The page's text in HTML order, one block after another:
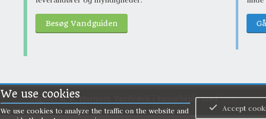
Besøg Vandguiden
Udgivet af Ø. Hornum Vandværk i samarbejde med DVN
We use cookies
We use cookies to analyze the traffic on the website and
Accept